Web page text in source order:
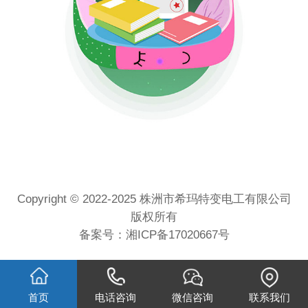
Copyright © 2022-2025 株洲市希玛特变电工有限公司
版权所有
备案号： 湘ICP备17020667号
首页 电话咨询 微信咨询 联系我们